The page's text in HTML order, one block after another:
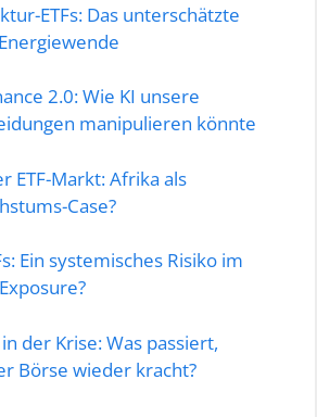
ETFs: Das unterschätzte
2.0: Wie KI unsere
manipulieren könnte
ETF-Markt: Afrika als
Case?
Ein systemisches Risiko im
der Krise: Was passiert,
Börse wieder kracht?